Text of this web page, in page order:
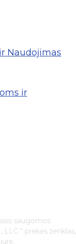
Naudojimas
ir
saugomos.
LLC “ prekės ženklas,